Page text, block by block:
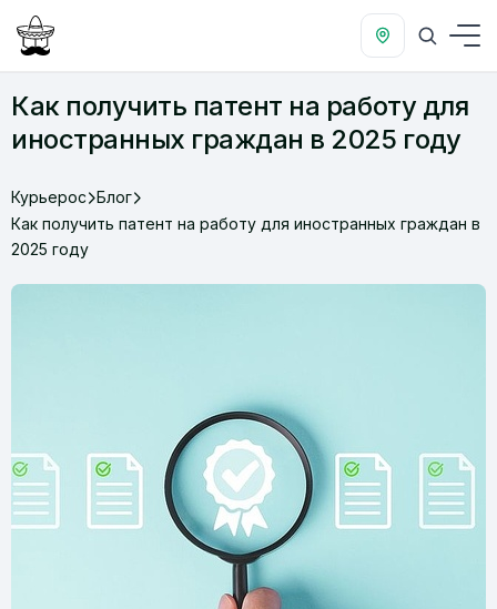
Как получить патент на работу для
иностранных граждан в 2025 году
Курьерос Блог
Как получить патент на работу для иностранных граждан в
2025 году